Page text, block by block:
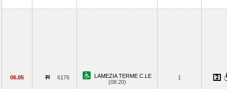
06.05 6176
LAMEZIA TERME C.LE
(08.20)
1